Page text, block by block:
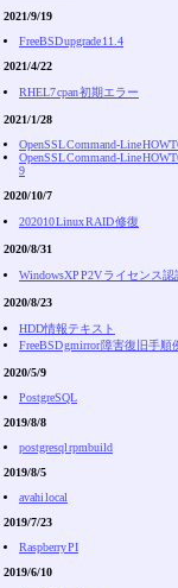
2021/9/19
FreeBSD upgrade 11.4
2021/4/22
RHEL7 cpan 初期エラー
2021/1/28
OpenSSL Command-Line
OpenSSL Command-Line
9
2020/10/7
202010 Linux RAID 修復
2020/8/31
WindowsXP P2V ライセンス認
2020/8/23
HDD情報テキスト
FreeBSD gmirror 障害復旧手順
2020/5/9
PostgreSQL
2019/8/8
postgresql rpmbuild
2019/8/5
avahi local
2019/7/23
Raspberry PI
2019/6/10